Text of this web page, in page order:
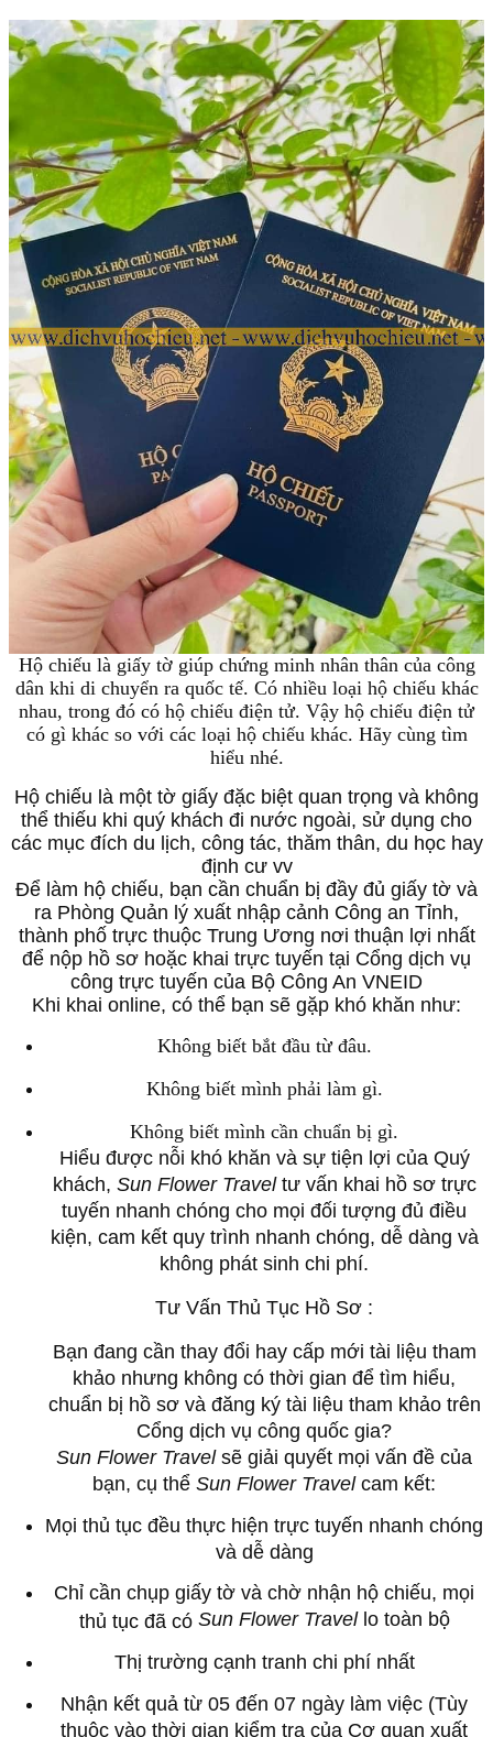
Hộ chiếu là giấy tờ giúp chứng minh nhân thân của công
dân khi di chuyển ra quốc tế. Có nhiều loại hộ chiếu khác
nhau, trong đó có hộ chiếu điện tử. Vậy hộ chiếu điện tử
có gì khác so với các loại hộ chiếu khác. Hãy cùng tìm
hiểu nhé.
Hộ chiếu là một tờ giấy đặc biệt quan trọng và không
thể thiếu khi quý khách đi nước ngoài, sử dụng cho
các mục đích du lịch, công tác, thăm thân, du học hay
định cư vv
Để làm hộ chiếu, bạn cần chuẩn bị đầy đủ giấy tờ và
ra Phòng Quản lý xuất nhập cảnh Công an Tỉnh,
thành phố trực thuộc Trung Ương nơi thuận lợi nhất
để nộp hồ sơ hoặc khai trực tuyến tại Cổng dịch vụ
công trực tuyến của Bộ Công An VNEID
Khi khai online, có thể bạn sẽ gặp khó khăn như:
Không biết bắt đầu từ đâu.
Không biết mình phải làm gì.
Không biết mình cần chuẩn bị gì.
Hiểu được nỗi khó khăn và sự tiện lợi của Quý
khách, Sun Flower Travel tư vấn khai hồ sơ trực
tuyến nhanh chóng cho mọi đối tượng đủ điều
kiện, cam kết quy trình nhanh chóng, dễ dàng và
không phát sinh chi phí.
Tư Vấn Thủ Tục Hồ Sơ :
Bạn đang cần thay đổi hay cấp mới tài liệu tham
khảo nhưng không có thời gian để tìm hiểu,
chuẩn bị hồ sơ và đăng ký tài liệu tham khảo trên
Cổng dịch vụ công quốc gia?
Sun Flower Travel sẽ giải quyết mọi vấn đề của
bạn, cụ thể Sun Flower Travel cam kết:
Mọi thủ tục đều thực hiện trực tuyến nhanh chóng
và dễ dàng
Chỉ cần chụp giấy tờ và chờ nhận hộ chiếu, mọi
thủ tục đã có Sun Flower Travel lo toàn bộ
Thị trường cạnh tranh chi phí nhất
Nhận kết quả từ 05 đến 07 ngày làm việc (Tùy
thuộc vào thời gian kiểm tra của Cơ quan xuất